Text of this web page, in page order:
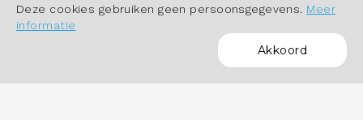
Deze cookies gebruiken geen persoonsgegevens. Meer
informatie
Akkoord
POWERED BY